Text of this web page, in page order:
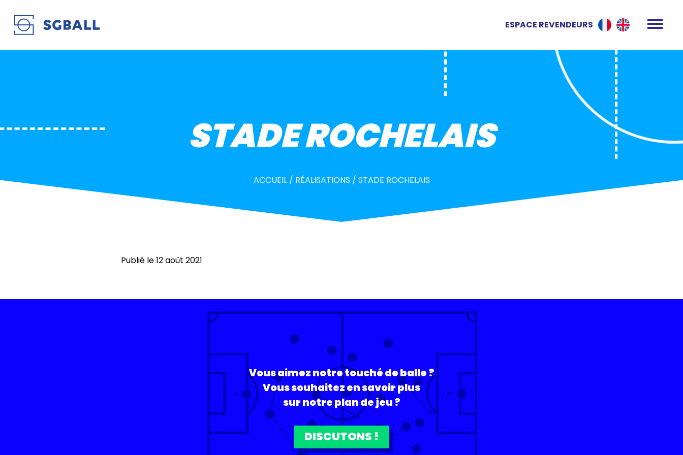
ESPACE REVENDEURS
STADE ROCHELAIS
ACCUEIL/ RÉALISATIONS / STADE ROCHELAIS
Publié le 12 août 2021
Vous aimez notre touché de balle ?
Vous souhaitez en savoir plus
sur notre plan de jeu ?
DISCUTONS !